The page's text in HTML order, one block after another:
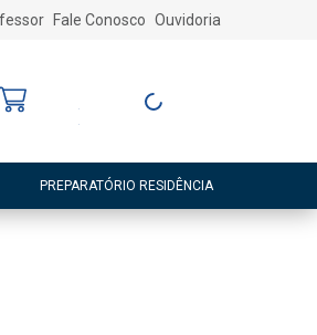
Fale Conosco Ouvidoria
Entre ou Cadastre-
PREPARATÓRIO RESIDÊNCIA